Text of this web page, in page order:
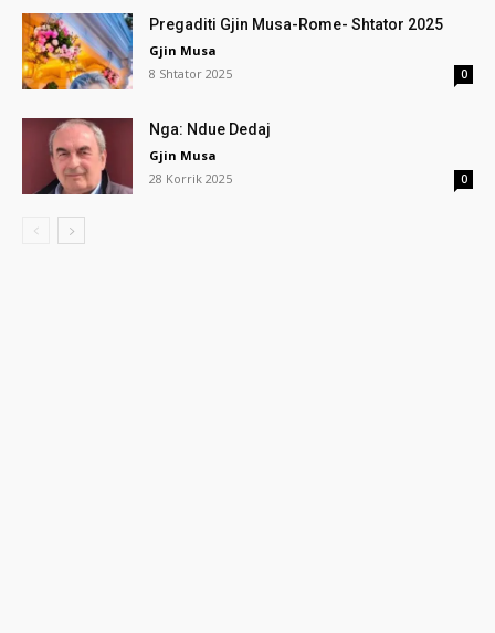
Pregaditi Gjin Musa-Rome- Shtator 2025
Gjin Musa
8 Shtator 2025
0
Nga: Ndue Dedaj
Gjin Musa
28 Korrik 2025
0